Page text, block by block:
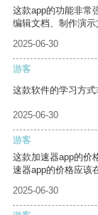
这款app的功能非常
编辑文档、制作演示
2025-06-30
游客
这款软件的学习方式
2025-06-30
游客
这款加速器app的价
速器app的价格应该
2025-06-30